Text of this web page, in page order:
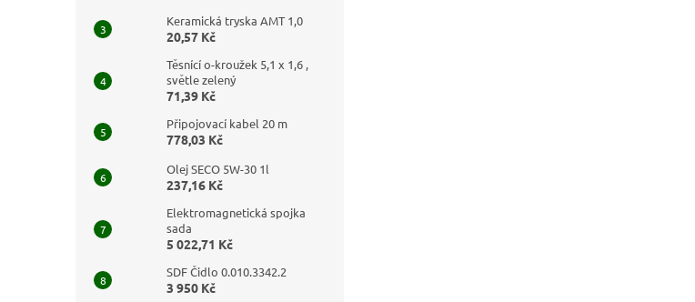
Keramická tryska AMT 1,0
20,57 Kč
Těsnící o-kroužek 5,1 x 1,6 ,
světle zelený
71,39 Kč
Připojovací kabel 20 m
778,03 Kč
Olej SECO 5W-30 1l
237,16 Kč
Elektromagnetická spojka
sada
5 022,71 Kč
SDF Čidlo 0.010.3342.2
3 950 Kč